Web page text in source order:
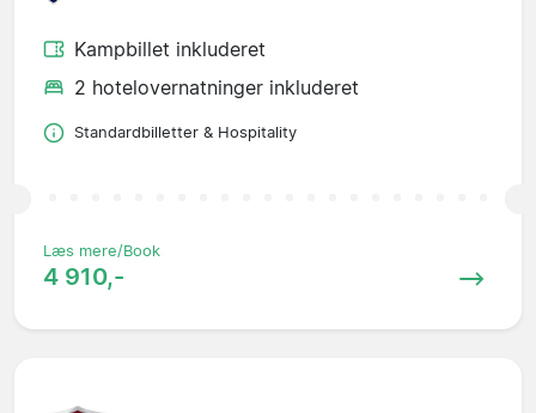
Kampbillet inkluderet
2 hotelovernatninger inkluderet
Standardbilletter & Hospitality
Læs mere/Book
4 910,-